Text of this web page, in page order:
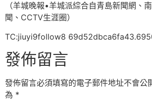
（羊城晚報•羊城派綜合自青島新聞網、
聞、CCTV生涯圈）
TC:jiuyi9follow8
發佈留言
發佈留言必須填寫的電子郵件地址不會公
為 *